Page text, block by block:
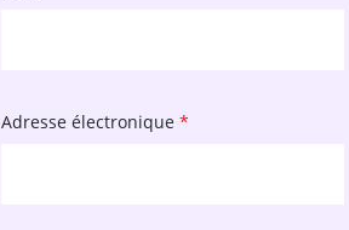
Adresse électronique *